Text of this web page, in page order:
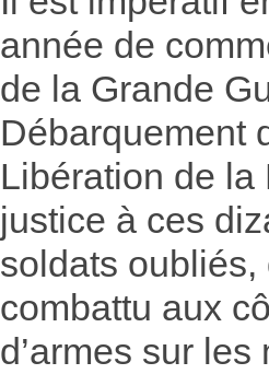
année de
de la Grande
Débarquement
Libération de la
justice à ces
soldats
combattu aux
d’armes sur